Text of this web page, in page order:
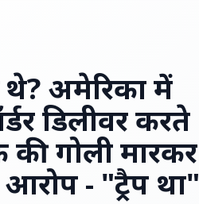
अमेरिका में
डिलीवर करते
की गोली मारकर
आरोप - "ट्रैप था"